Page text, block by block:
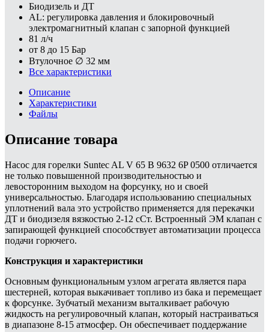
Биодизель и ДТ
AL: регулировка давления и блокировочный
электромагнитный клапан с запорной функцией
81 л/ч
от 8 до 15 Бар
Втулочное ∅ 32 мм
Все характеристики
Описание
Характеристики
Файлы
Описание товара
Насос для горелки Suntec AL V 65 B 9632 6P 0500 отличается
не только повышенной производительностью и
левосторонним выходом на форсунку, но и своей
универсальностью. Благодаря использованию специальных
уплотнений вала это устройство применяется для перекачки
ДТ и биодизеля вязкостью 2-12 сСт. Встроенный ЭМ клапан с
запирающей функцией способствует автоматизации процесса
подачи горючего.
Конструкция и характеристики
Основным функциональным узлом агрегата является пара
шестерней, которая выкачивает топливо из бака и перемещает
к форсунке. Зубчатый механизм выталкивает рабочую
жидкость на регулировочный клапан, который настраиваться
в диапазоне 8-15 атмосфер. Он обеспечивает поддержание